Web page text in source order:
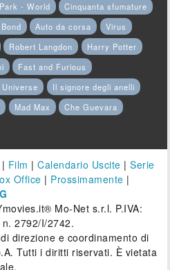
- World
Cinquanta sfumature
Auto da corsa
Virus
Robert Langdon
Harry Potter
Fast and Furious
Il signore degli anelli
Mad Max
Che Guevara
| Film |Calendario Uscite |Serie
Office | Prossimamente |
Mo-Net s.r.l. P.IVA:
2792/I/2742.
direzione e coordinamento di
Tutti i diritti riservati. È vietata